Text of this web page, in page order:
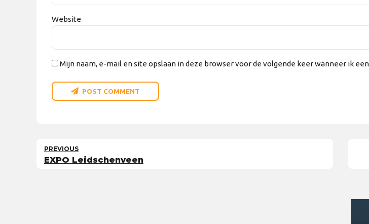
Website
Mijn naam, e-mail en site opslaan in deze browser voor de volgende keer wanneer ik
POST COMMENT
PREVIOUS
EXPO Leidschenveen